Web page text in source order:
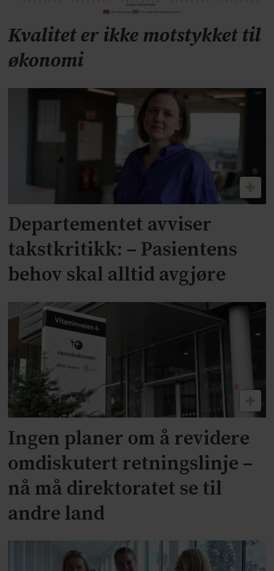
Kvalitet er ikke motstykket til
økonomi
Departementet avviser
takstkritikk: – Pasientens
behov skal alltid avgjøre
Ingen planer om å revidere
omdiskutert retningslinje –
nå må direktoratet se til
andre land